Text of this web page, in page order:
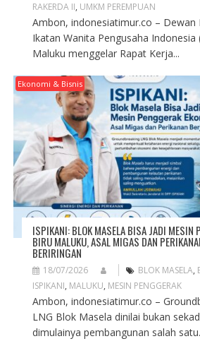
RAKERDA II, UMKM PEREMPUAN
Ambon, indonesiatimur.co – Dewan
Ikatan Wanita Pengusaha Indonesia
Maluku menggelar Rapat Kerja...
Ekonomi & Bisnis
ISPIKANI: BLOK MASELA BISA JADI MESIN
BIRU MALUKU, ASAL MIGAS DAN
BERIRINGAN
18/07/2026 BLOK MASELA,
ISPIKANI, MALUKU, MESIN PENGGERAK
Ambon, indonesiatimur.co –
LNG Blok Masela dinilai bukan
dimulainya pembangunan salah